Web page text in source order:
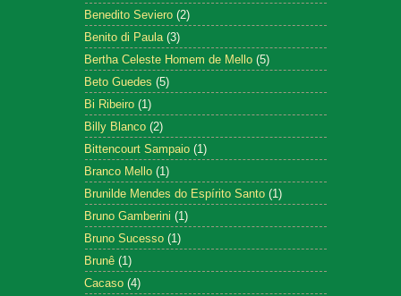
Benedito Seviero (2)
Benito di Paula (3)
Bertha Celeste Homem de Mello (5)
Beto Guedes (5)
Bi Ribeiro (1)
Billy Blanco (2)
Bittencourt Sampaio (1)
Branco Mello (1)
Brunilde Mendes do Espírito Santo (1)
Bruno Gamberini (1)
Bruno Sucesso (1)
Brunê (1)
Cacaso (4)